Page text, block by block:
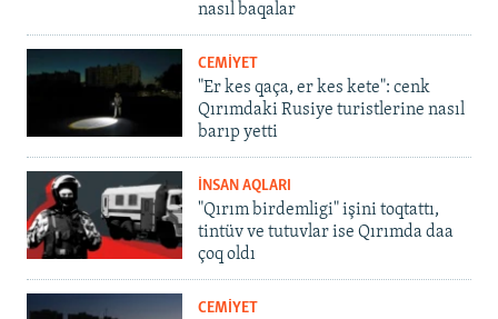
nasıl baqalar
CEMİYET
"Er kes qaça, er kes kete": cenk
Qırımdaki Rusiye turistlerine nasıl
barıp yetti
İNSAN AQLARI
"Qırım birdemligi" işini toqtattı,
tintüv ve tutuvlar ise Qırımda daa
çoq oldı
CEMİYET